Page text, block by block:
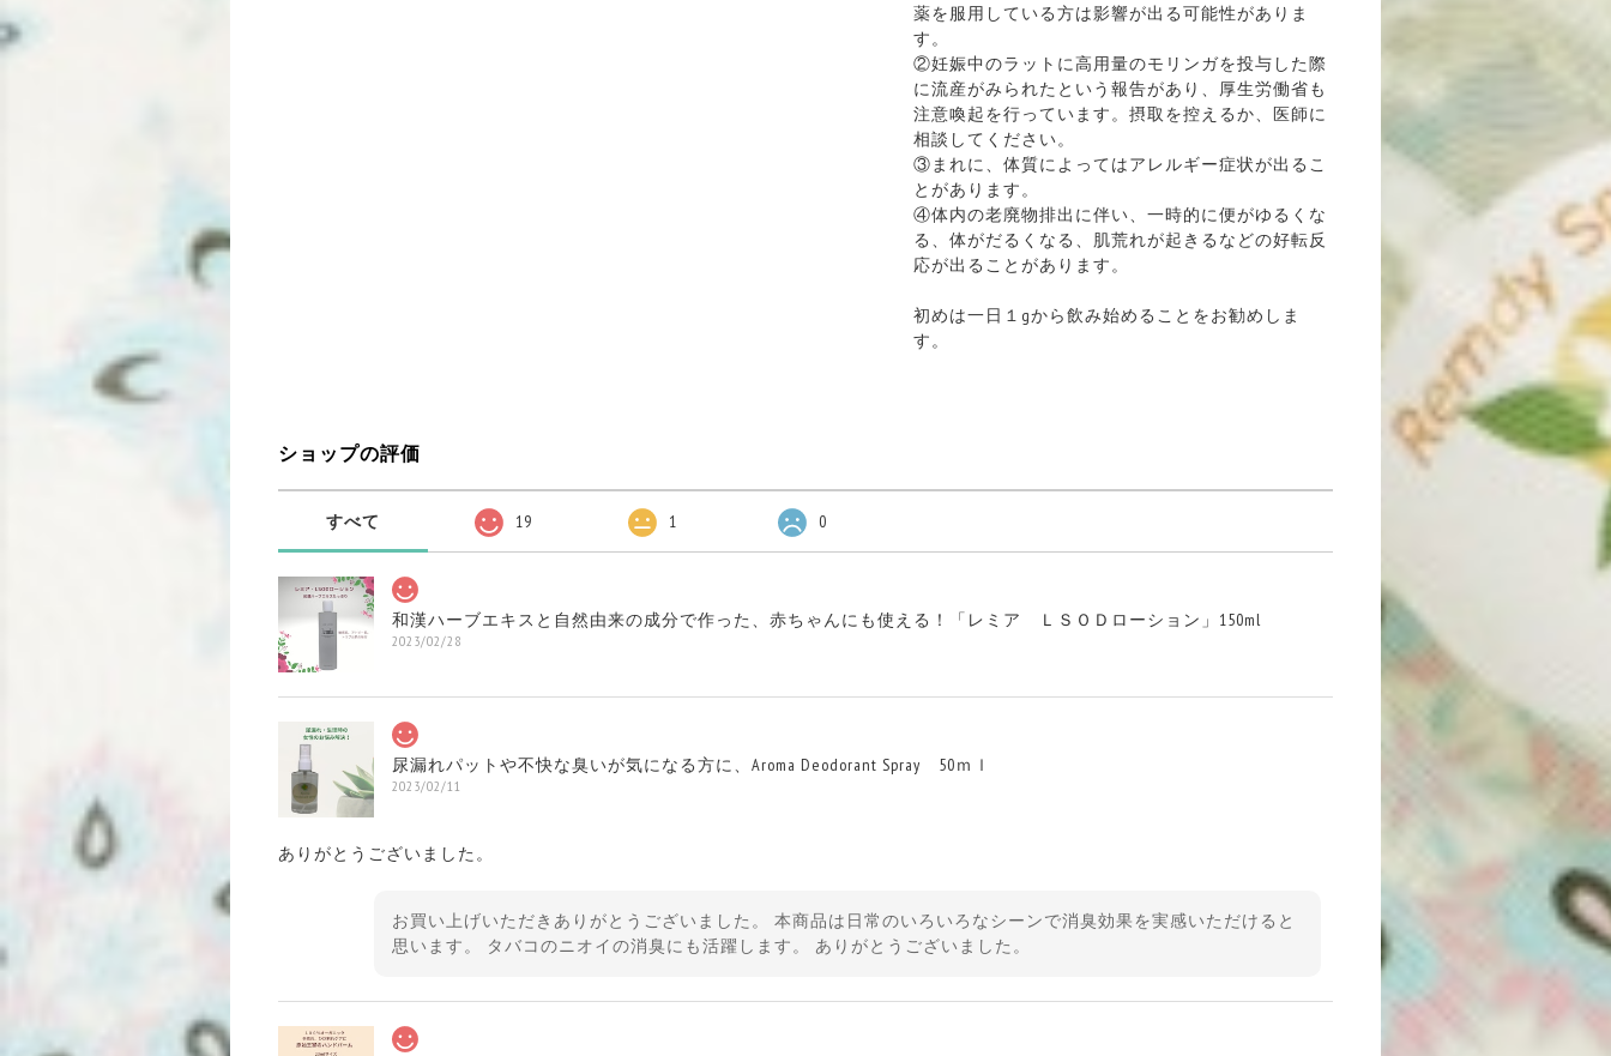
薬を服用している方は影響が出る可能性がありま
す。
② 妊娠中のラットに高用量のモリンガを投与した際
に流産がみられたという報告があり、厚生労働省も
注意喚起を行っています。摂取を控えるか、医師に
相談してください。
③まれに、体質によってはアレルギー症状が出るこ
とがあります。
④体内の老廃物排出に伴い、一時的に便がゆるくな
る、体がだるくなる、肌荒れが起きるなどの好転反
応が出ることがあります。
初めは一日１gから飲み始めることをお勧めしま
す。
ショップの評価
すべて 19 1 0
和漢ハーブエキスと自然由来の成分で作った、赤ちゃんにも使える！「レミア ＬＳＯＤローション」150ml
2023/02/28
尿漏れパットや不快な臭いが気になる方に、Aroma Deodorant Spray 50ｍｌ
2023/02/11
ありがとうございました。
お買い上げいただきありがとうございました。 本商品は日常のいろいろなシーンで消臭効果を実感いただけると
思います。 タバコのニオイの消臭にも活躍します。 ありがとうございました。